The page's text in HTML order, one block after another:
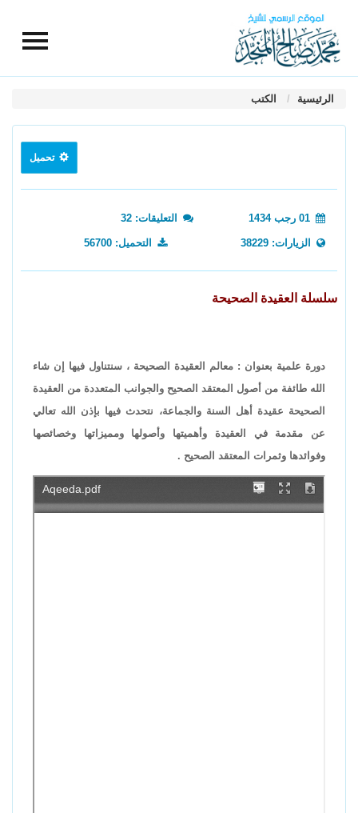
الرئيسية الكتب
تحميل
التعليقات: 32
الزيارات: 38229 التحميل: 56700
سلسلة العقيدة الصحيحة
دورة علمية بعنوان : معالم العقيدة الصحيحة ، سنتناول فيها إن شاء
الله طائفة من أصول المعتقد الصحيح والجوانب المتعددة من العقيدة
الصحيحة عقيدة أهل السنة والجماعة، نتحدث فيها بإذن الله تعالي
عن مقدمة في العقيدة وأهميتها وأصولها ومميزاتها وخصائصها
وفوائدها وثمرات المعتقد الصحيح .